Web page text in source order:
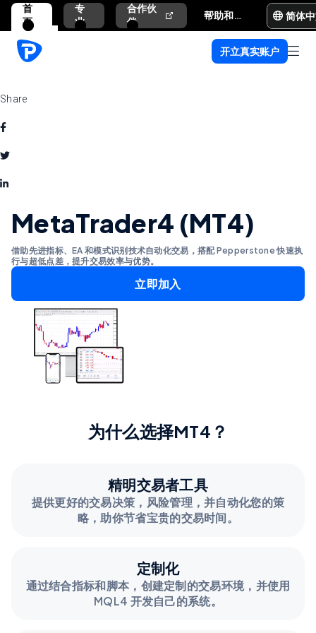
首
页
专
业
合作伙
伴
帮助和支持 简体
开立真实账户
Share
MetaTrader4 (MT4)
借助先进指标、EA 和模式识别技术自动化交易，搭配 Pepperstone 快速执
行与超低点差，提升交易效率与优势。
立即加入
为什么选择MT4？
精明交易者工具
提供更好的交易决策，风险管理，并自动化您的策
略，助你节省宝贵的交易时间。
定制化
通过结合指标和脚本，创建定制的交易环境，并使用
MQL4 开发自己的系统。